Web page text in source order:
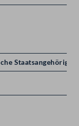
Staatsangehörige